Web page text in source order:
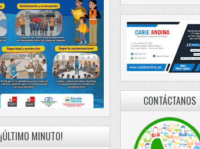
¡ÚLTIMO MINUTO!
CONTÁCTANOS